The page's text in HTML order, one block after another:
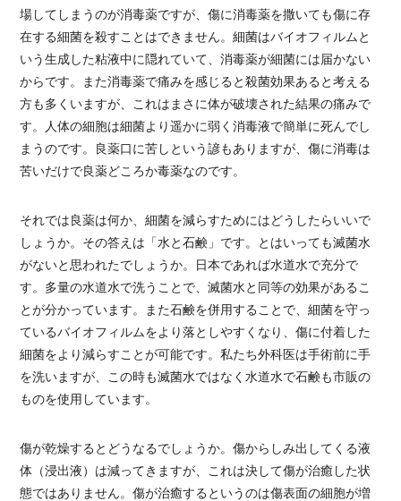
場してしまうのが消毒薬ですが、傷に消毒薬を撒いても傷に存
在する細菌を殺すことはできません。細菌はバイオフィルムと
いう生成した粘液中に隠れていて、消毒薬が細菌には届かない
からです。また消毒薬で痛みを感じると殺菌効果あると考える
方も多くいますが、これはまさに体が破壊された結果の痛みで
す。人体の細胞は細菌より遥かに弱く消毒液で簡単に死んでし
まうのです。良薬口に苦しという諺もありますが、傷に消毒は
苦いだけで良薬どころか毒薬なのです。
それでは良薬は何か、細菌を減らすためにはどうしたらいいで
しょうか。その答えは「水と石鹸」です。とはいっても滅菌水
がないと思われたでしょうか。日本であれば水道水で充分で
す。多量の水道水で洗うことで、滅菌水と同等の効果があるこ
とが分かっています。また石鹸を併用することで、細菌を守っ
ているバイオフィルムをより落としやすくなり、傷に付着した
細菌をより減らすことが可能です。私たち外科医は手術前に手
を洗いますが、この時も滅菌水ではなく水道水で石鹸も市販の
ものを使用しています。
傷が乾燥するとどうなるでしょうか。傷からしみ出してくる液
体（浸出液）は減ってきますが、これは決して傷が治癒した状
態ではありません。傷が治癒するというのは傷表面の細胞が増